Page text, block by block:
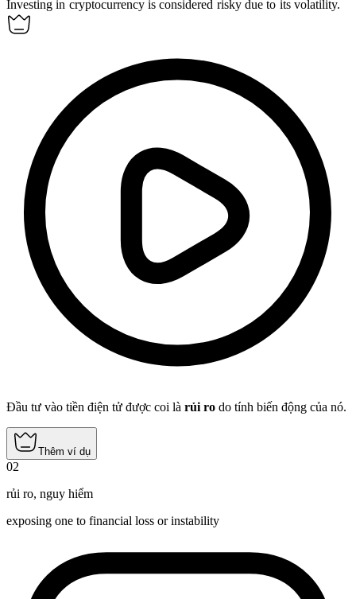
Investing in cryptocurrency is considered risky due to its volatility.
Đầu tư vào tiền điện tử được coi là rủi ro do tính biến động của nó.
Thêm ví dụ
02
rủi ro, nguy hiểm
exposing one to financial loss or instability